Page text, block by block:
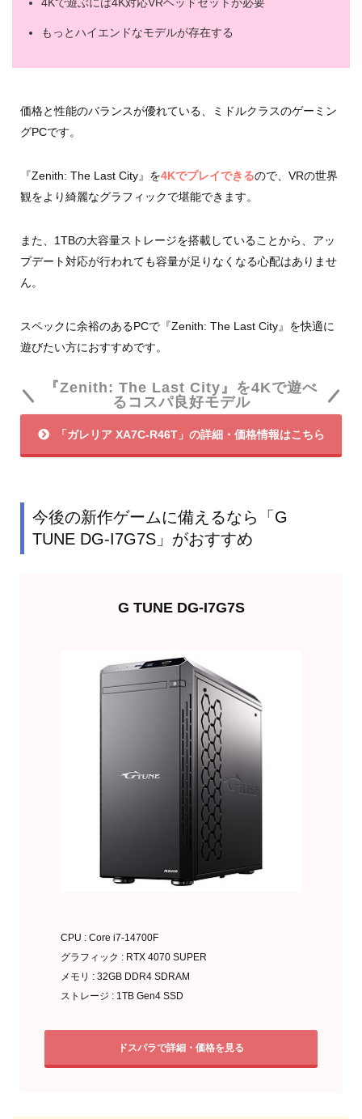
もっとハイエンドなモデルが存在する
価格と性能のバランスが優れている、ミドルクラスのゲーミン
グPCです。
『Zenith: The Last City』を4Kでプレイできるので、VRの世界
観をより綺麗なグラフィックで堪能できます。
また、1TBの大容量ストレージを搭載していることから、アッ
プデート対応が行われても容量が足りなくなる心配はありませ
ん。
スペックに余裕のあるPCで『Zenith: The Last City』を快適に
遊びたい方におすすめです。
『Zenith: The Last City』を4Kで遊べ
るコスパ良好モデル
「ガレリア XA7C-R46T」の詳細・価格情報はこちら
今後の新作ゲームに備えるなら「G
TUNE DG-I7G7S」がおすすめ
G TUNE DG-I7G7S
CPU : Core i7-14700F
グラフィック : RTX 4070 SUPER
メモリ : 32GB DDR4 SDRAM
ストレージ : 1TB Gen4 SSD
ドスパラで詳細・価格を見る